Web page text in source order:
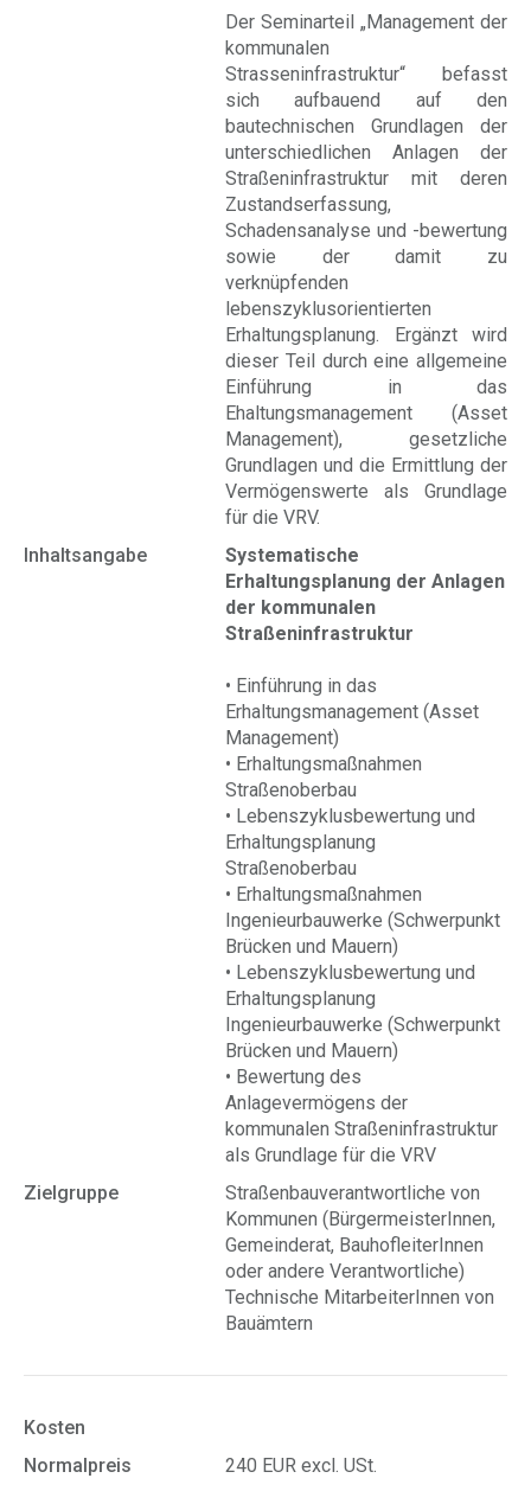
Der Seminarteil „Management der
kommunalen
Strasseninfrastruktur“ befasst
sich aufbauend auf den
bautechnischen Grundlagen der
unterschiedlichen Anlagen der
Straßeninfrastruktur mit deren
Zustandserfassung,
Schadensanalyse und -bewertung
sowie der damit zu
verknüpfenden
lebenszyklusorientierten
Erhaltungsplanung. Ergänzt wird
dieser Teil durch eine allgemeine
Einführung in das
Ehaltungsmanagement (Asset
Management), gesetzliche
Grundlagen und die Ermittlung der
Vermögenswerte als Grundlage
für die VRV.
Inhaltsangabe
Systematische
Erhaltungsplanung der Anlagen
der kommunalen
Straßeninfrastruktur
• Einführung in das
Erhaltungsmanagement (Asset
Management)
• Erhaltungsmaßnahmen
Straßenoberbau
• Lebenszyklusbewertung und
Erhaltungsplanung
Straßenoberbau
• Erhaltungsmaßnahmen
Ingenieurbauwerke (Schwerpunkt
Brücken und Mauern)
• Lebenszyklusbewertung und
Erhaltungsplanung
Ingenieurbauwerke (Schwerpunkt
Brücken und Mauern)
• Bewertung des
Anlagevermögens der
kommunalen Straßeninfrastruktur
als Grundlage für die VRV
Zielgruppe
Straßenbauverantwortliche von
Kommunen (BürgermeisterInnen,
Gemeinderat, BauhofleiterInnen
oder andere Verantwortliche)
Technische MitarbeiterInnen von
Bauämtern
Kosten
Normalpreis
240 EUR excl. USt.